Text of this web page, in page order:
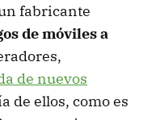
fabricante
de móviles a
de nuevos
de ellos, como es